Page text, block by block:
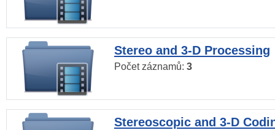
Stereo and 3-D Processing
Počet záznamů: 3
Stereoscopic and 3-D